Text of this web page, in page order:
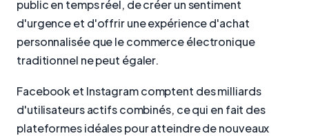
public en temps réel, de créer un sentiment
d'urgence et d'offrir une expérience d'achat
personnalisée que le commerce électronique
traditionnel ne peut égaler.
Facebook et Instagram comptent des milliards
d'utilisateurs actifs combinés, ce qui en fait des
plateformes idéales pour atteindre de nouveaux